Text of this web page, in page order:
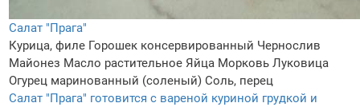
Салат "Прага"
Курица, филе Горошек консервированный Чернослив
Майонез Масло растительное Яйца Морковь Луковица
Огурец маринованный (соленый) Соль, перец
Салат "Прага" готовится с вареной куриной грудкой и